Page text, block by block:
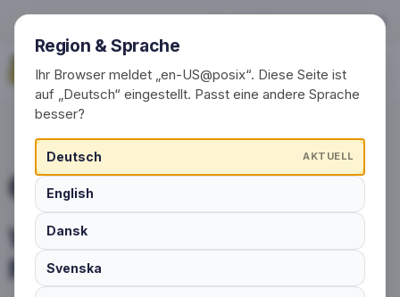
Wasch- und Pflegehinweise
Region & Sprache
Ihr Browser meldet „en-US@posix“. Diese Seite ist
auf „Deutsch“ eingestellt. Passt eine andere Sprache
besser?
Deutsch AKTUELL
English
Dansk
Svenska
+49 (0) 30 / 20 23 68 91-0
Jetzt anfragen
PFLEGE FÜR INDIVIDUELLE SOCKEN
Wasch- und
Pflegehinweise